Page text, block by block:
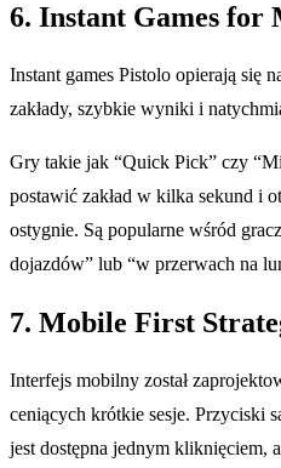
6. Instant Games for
Instant games Pistolo opierają się
zakłady, szybkie wyniki i
Gry takie jak “Quick Pick” czy
postawić zakład w kilka sekund i
ostygnie. Są popularne wśród
dojazdów” lub “w przerwach na
7. Mobile First
Interfejs mobilny został
ceniących krótkie sesje. Przyciski
jest dostępna jednym kliknięciem,